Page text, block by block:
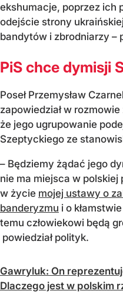
ekshumacje, poprzez ich
odejście strony
bandytów i zbrodniarzy –
PiS chce dymisji
Poseł Przemysław
zapowiedział w
że jego ugrupowanie
Szeptyckiego ze
– Będziemy żądać jego
nie ma miejsca w
w życie mojej ustawy o
banderyzmu i o
temu człowiekowi będą
powiedział polityk.
Gawryluk: On
Dlaczego jest w polskim